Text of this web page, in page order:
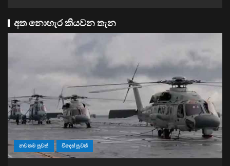
අත නොහැර කියවන තැන
නවතම පුවත් විදෙස් පුවත්